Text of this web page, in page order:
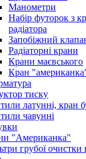
Манометри
Набір футорок з
радіатора
Запобіжний
Радіаторні крани
Крани маєвського
Кран
тиску
латунні, кран
чавунні
"Американка"
грубої очистки